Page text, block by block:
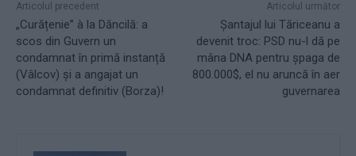
Articolul precedent
„Curățenie” à la Dăncilă: a
scos din Guvern un
condamnat în primă instanță
(Vâlcov) și a angajat un
condamnat definitiv (Borza)!
Articolul următor
Șantajul lui Tăriceanu a
devenit troc: PSD nu-l dă pe
mâna DNA pentru șpaga de
800.000$, el nu aruncă în aer
guvernarea